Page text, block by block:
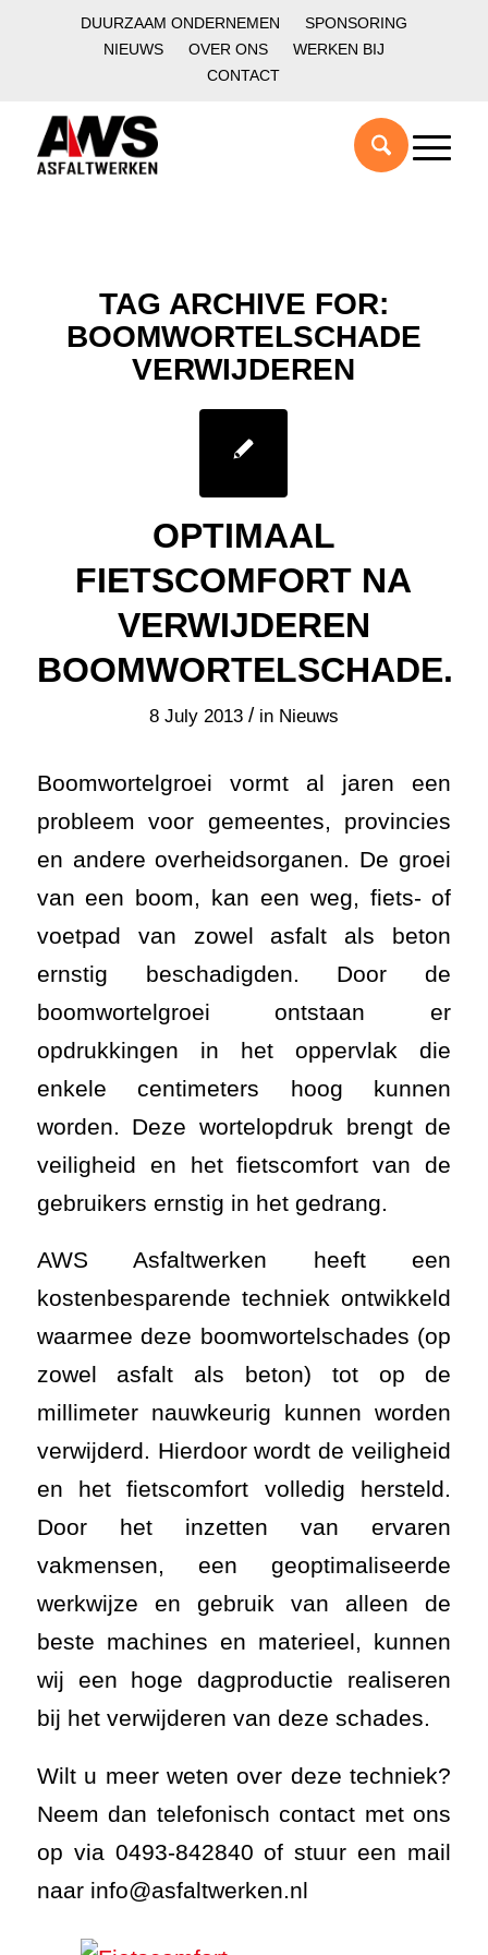
DUURZAAM ONDERNEMEN
SPONSORING
NIEUWS
OVER ONS
WERKEN BIJ
CONTACT
TAG ARCHIVE FOR:
BOOMWORTELSCHADE
VERWIJDEREN
OPTIMAAL
FIETSCOMFORT NA
VERWIJDEREN
BOOMWORTELSCHADE.
8 July 2013 / in Nieuws
Boomwortelgroei vormt al jaren een
probleem voor gemeentes, provincies
en andere overheidsorganen. De groei
van een boom, kan een weg, fiets- of
voetpad van zowel asfalt als beton
ernstig beschadigden. Door de
boomwortelgroei ontstaan er
opdrukkingen in het oppervlak die
enkele centimeters hoog kunnen
worden. Deze wortelopdruk brengt de
veiligheid en het fietscomfort van de
gebruikers ernstig in het gedrang.
AWS Asfaltwerken heeft een
kostenbesparende techniek ontwikkeld
waarmee deze boomwortelschades (op
zowel asfalt als beton) tot op de
millimeter nauwkeurig kunnen worden
verwijderd. Hierdoor wordt de veiligheid
en het fietscomfort volledig hersteld.
Door het inzetten van ervaren
vakmensen, een geoptimaliseerde
werkwijze en gebruik van alleen de
beste machines en materieel, kunnen
wij een hoge dagproductie realiseren
bij het verwijderen van deze schades.
Wilt u meer weten over deze techniek?
Neem dan telefonisch contact met ons
op via 0493-842840 of stuur een mail
naar info@asfaltwerken.nl